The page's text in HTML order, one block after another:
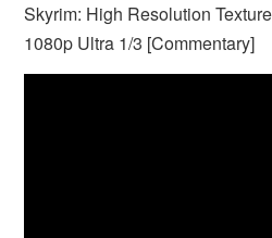
Skyrim: High Resolution
1080p Ultra 1/3 [Commentary]